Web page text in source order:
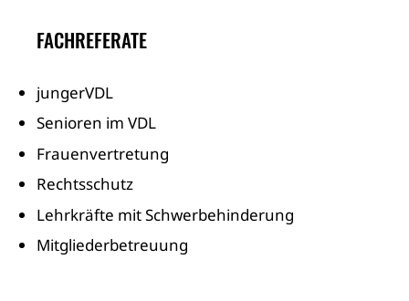
FACHREFERATE
jungerVDL
Senioren im VDL
Frauenvertretung
Rechtsschutz
Lehrkräfte mit Schwerbehinderung
Mitgliederbetreuung